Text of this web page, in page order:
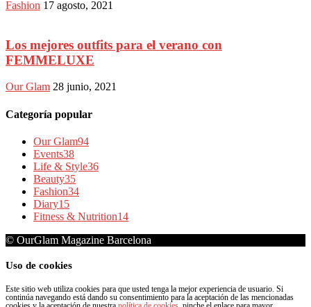
Fashion 17 agosto, 2021
Los mejores outfits para el verano con
FEMMELUXE
Our Glam 28 junio, 2021
Categoría popular
Our Glam94
Events38
Life & Style36
Beauty35
Fashion34
Diary15
Fitness & Nutrition14
© OurGlam Magazine Barcelona
Uso de cookies
Este sitio web utiliza cookies para que usted tenga la mejor experiencia de usuario. Si
continúa navegando está dando su consentimiento para la aceptación de las mencionadas